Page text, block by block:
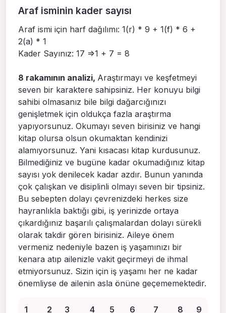
Araf isminin kader sayısı
Araf ismi için harf dağılımı: 1(r) * 9 + 1(f) * 6 +
2(a) * 1
Kader Sayınız: 17 =>1 + 7 = 8
8 rakamının analizi, Araştırmayı ve keşfetmeyi
seven bir karaktere sahipsiniz. Her konuyu bilgi
sahibi olmasanız bile bilgi dağarcığınızı
genişletmek için oldukça fazla araştırma
yapıyorsunuz. Okumayı seven birisiniz ve hangi
kitap olursa olsun okumaktan kendinizi
alamıyorsunuz. Yani kısacası kitap kurdusunuz.
Bilmediğiniz ve bugüne kadar okumadığınız kitap
sayısı yok denilecek kadar azdır. Bunun yanında
çok çalışkan ve disiplinli olmayı seven bir tipsiniz.
Bu sebepten dolayı çevrenizdeki herkes size
hayranlıkla baktığı gibi, iş yerinizde ortaya
çıkardığınız başarılı çalışmalardan dolayı sürekli
olarak takdir gören birisiniz. Aileye önem
vermeniz nedeniyle bazen iş yaşamınızı bir
kenara atıp ailenizle vakit geçirmeyi de ihmal
etmiyorsunuz. Sizin için iş yaşamı her ne kadar
önemliyse de ailenin asla önüne geçememektedir.
1 2 3 4 5 6 7 8 9